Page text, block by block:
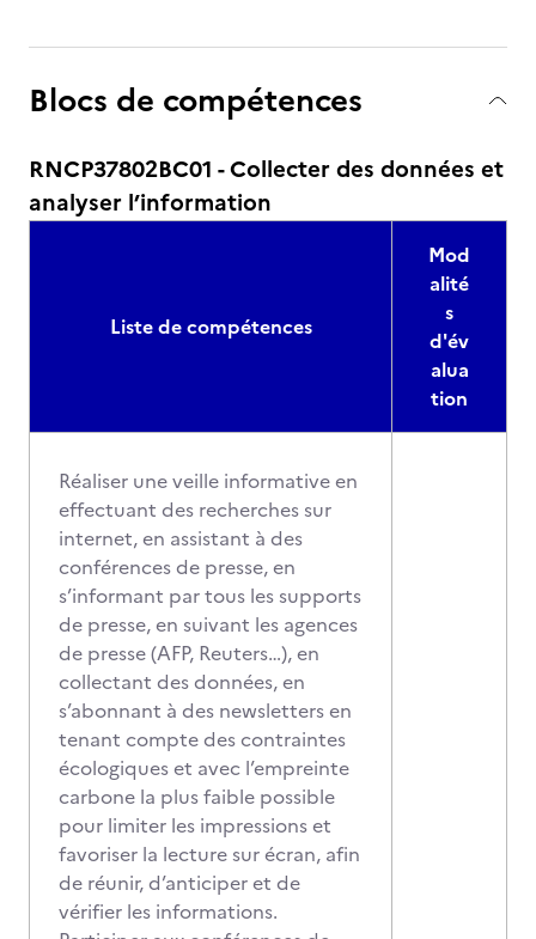
Blocs de compétences
RNCP37802BC01 - Collecter des données et
analyser l’information
Liste de compétences
Mod
alité
s
d'év
alua
tion
Réaliser une veille informative en
effectuant des recherches sur
internet, en assistant à des
conférences de presse, en
s’informant par tous les supports
de presse, en suivant les agences
de presse (AFP, Reuters…), en
collectant des données, en
s’abonnant à des newsletters en
tenant compte des contraintes
écologiques et avec l’empreinte
carbone la plus faible possible
pour limiter les impressions et
favoriser la lecture sur écran, afin
de réunir, d’anticiper et de
vérifier les informations.